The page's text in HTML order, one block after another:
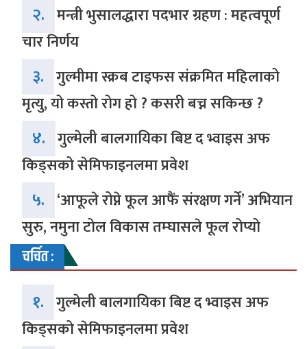
२. मन्त्री भुसालद्धारा पदभार ग्रहण : महत्वपूर्ण
चार निर्णय
३. गुल्मीमा स्क्रब टाइफस संक्रमित महिलाको
मृत्यु, यो कस्तो रोग हो ? कसरी बच्न सकिन्छ ?
४. गुल्मेली बालगायिका बिष्ट द भ्वाइस अफ
किड्सको सेमिफाइनलमा प्रवेश
५. ‘आफूले रोप्ने फूल आफैं संरक्षण गर्ने’ अभियान
सुरु, नमुना टोल विकास तम्घासले फूल रोप्यो
चर्चित :
१. गुल्मेली बालगायिका बिष्ट द भ्वाइस अफ
किड्सको सेमिफाइनलमा प्रवेश